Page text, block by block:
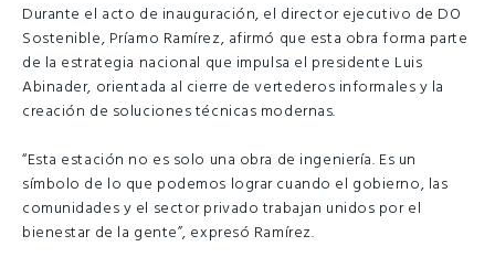
Durante el acto de inauguración, el director ejecutivo de DO
Sostenible, Príamo Ramírez, afirmó que esta obra forma parte
de la estrategia nacional que impulsa el presidente Luis
Abinader, orientada al cierre de vertederos informales y la
creación de soluciones técnicas modernas.
“Esta estación no es solo una obra de ingeniería. Es un
símbolo de lo que podemos lograr cuando el gobierno, las
comunidades y el sector privado trabajan unidos por el
bienestar de la gente”, expresó Ramírez.